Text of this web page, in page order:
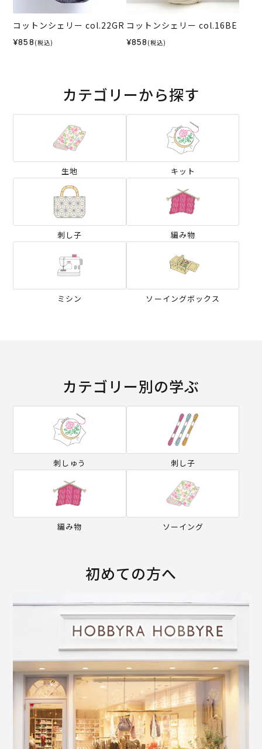
コットンシェリー col.22GR
¥858 (税込)
コットンシェリー col.16BE
¥858 (税込)
カテゴリーから探す
生地 キット
刺し子 編み物
ミシン ソーイングボックス
カテゴリー別の学ぶ
刺しゅう 刺し子
編み物 ソーイング
初めての方へ